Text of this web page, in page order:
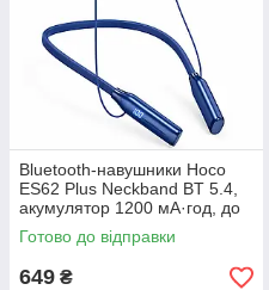
Bluetooth-навушники Hoco
ES62 Plus Neckband BT 5.4,
акумулятор 1200 мА·год, до
150 годин роботи, TF, Сині
Готово до відправки
649 ₴